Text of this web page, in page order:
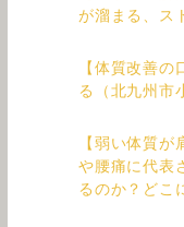
が溜まる、ス
【体質改善
る（北九州市
【弱い体質
や腰痛に代表
るのか？どこ